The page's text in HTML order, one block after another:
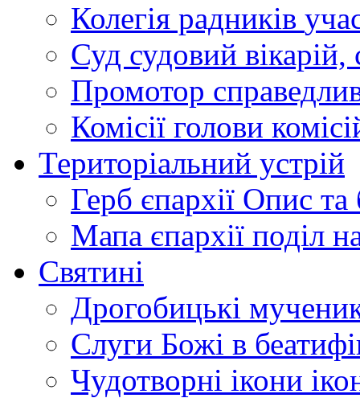
Колегія радників
Суд судовий вікарій,
Промотор
Комісії голови
Територіальний устрій
Герб єпархії Опис та
Мапа єпархії поділ
Святині
Дрогобицькі
Слуги Божі в
Чудотворні ікони